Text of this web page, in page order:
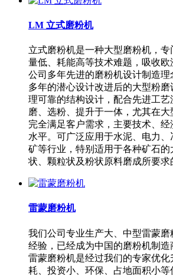
LM 立式磨粉机
立式磨粉机是一种大型磨粉机，
量低、耗能高等技术难题，吸收
公司多年先进的磨粉机设计制造
多年的潜心设计改进后的大型粉
理可靠的结构设计，配合先进工
磨、选粉、提升于一体，尤其在
完全满足客户需求，主要技术、
水平。可广泛应用于水泥、电力
矿等行业，特别适用于各种矿石
状、颗粒状及粉状原料磨成所要求
雷蒙磨粉机
我们公司专业生产大、中型雷蒙磨
经验，已经成为中国的磨粉机制造
雷蒙磨粉机是经过我们的专家优
耗、投资小、环保、占地面积小